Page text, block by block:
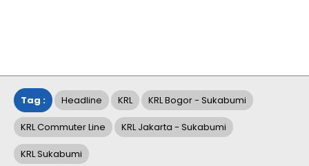
Tag : Headline KRL KRL Bogor - Sukabumi
KRL Commuter Line KRL Jakarta - Sukabumi
KRL Sukabumi